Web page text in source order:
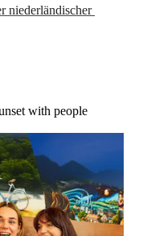
niederländischer
with people